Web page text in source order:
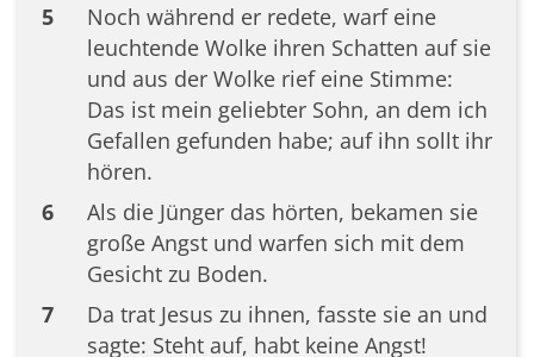
5
Noch während er redete, warf eine
leuchtende Wolke ihren Schatten auf sie
und aus der Wolke rief eine Stimme:
Das ist mein geliebter Sohn, an dem ich
Gefallen gefunden habe; auf ihn sollt ihr
hören.
6
Als die Jünger das hörten, bekamen sie
große Angst und warfen sich mit dem
Gesicht zu Boden.
7
Da trat Jesus zu ihnen, fasste sie an und
sagte: Steht auf, habt keine Angst!